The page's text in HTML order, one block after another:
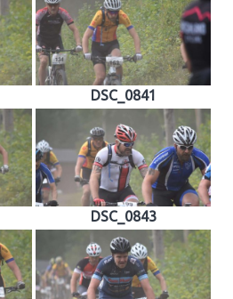
DSC_0841
DSC_0843